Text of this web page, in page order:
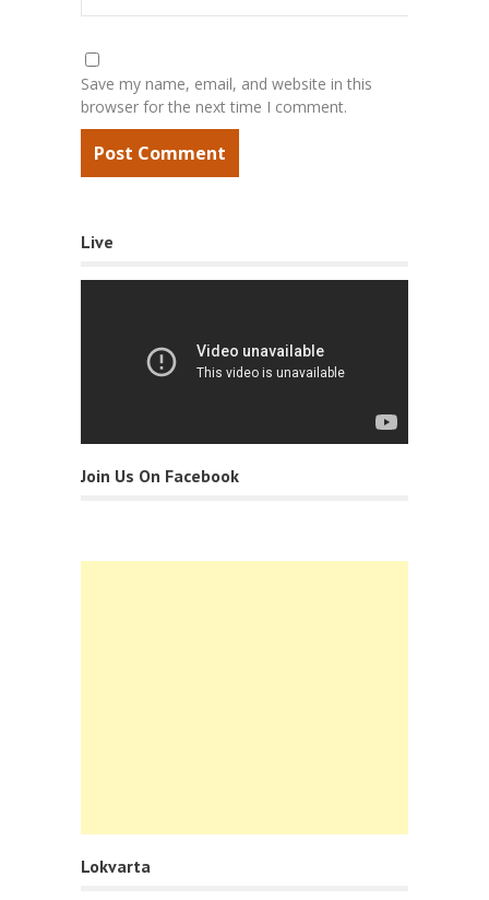
Save my name, email, and website in this
browser for the next time I comment.
Live
Join Us On Facebook
Lokvarta